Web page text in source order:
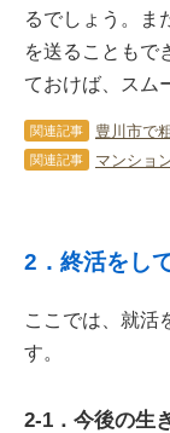
るでしょう。ま
を送ることもで
ておけば、スム
関連記事
関連記事
2．終活をし
ここでは、就活
す。
2-1．今後の生